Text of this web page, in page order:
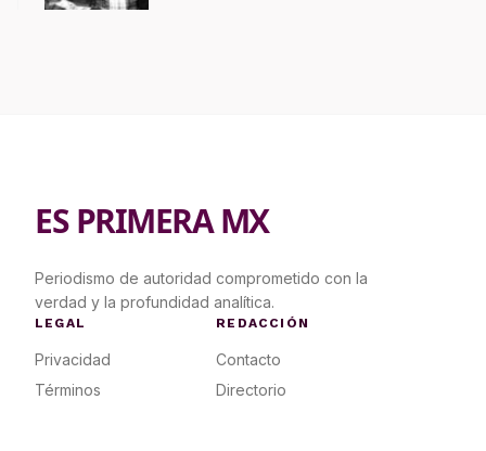
ES PRIMERA MX
Periodismo de autoridad comprometido con la
verdad y la profundidad analítica.
LEGAL
Privacidad
Términos
REDACCIÓN
Contacto
Directorio